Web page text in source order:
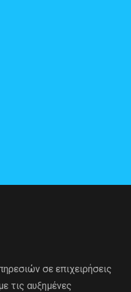
σε επιχειρήσεις
τις αυξημένες